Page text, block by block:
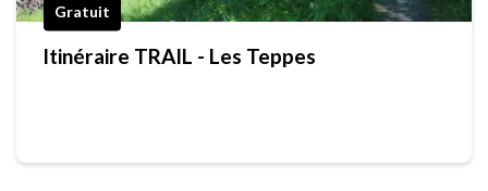
Gratuit
Itinéraire TRAIL - Les Teppes